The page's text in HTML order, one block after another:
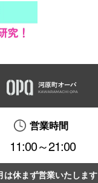
営業時間
11:00～21:00
は休まず営業いたします